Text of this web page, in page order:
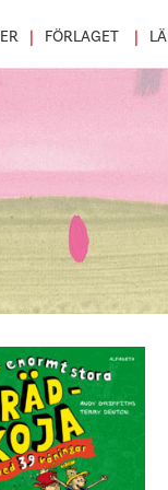
FÖRLAGET